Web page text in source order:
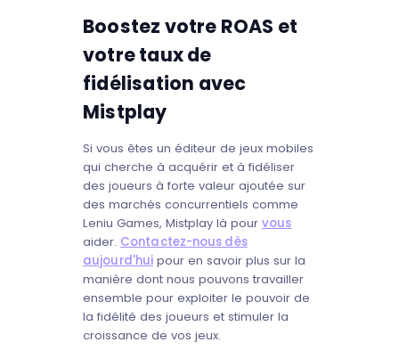
Boostez votre ROAS et
votre taux de
fidélisation avec
Mistplay
Si vous êtes un éditeur de jeux mobiles
qui cherche à acquérir et à fidéliser
des joueurs à forte valeur ajoutée sur
des marchés concurrentiels comme
Leniu Games, Mistplay là pour vous
aider. Contactez-nous dès
aujourd'hui pour en savoir plus sur la
manière dont nous pouvons travailler
ensemble pour exploiter le pouvoir de
la fidélité des joueurs et stimuler la
croissance de vos jeux.